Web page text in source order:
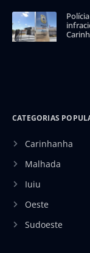
CATEGORIAS
Carinhanha
Malhada
Iuiu
Oeste
Sudoeste